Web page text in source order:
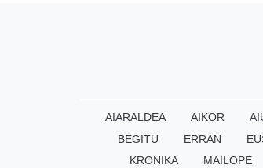
AIARALDEA AIKOR
BEGITU
ERRAN
KRONIKA
MAILOPE